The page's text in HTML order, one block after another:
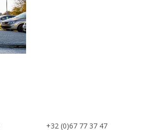
+32 (0)67 77 37 47